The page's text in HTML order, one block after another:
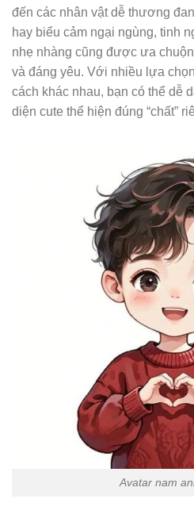
đến các nhân vật dễ thương
hay biểu cảm ngại ngùng, tinh
nhẹ nhàng cũng được ưa
và đáng yêu. Với nhiều lựa
cách khác nhau, bạn có thể dễ
diện cute thể hiện đúng “chất”
Avatar nam